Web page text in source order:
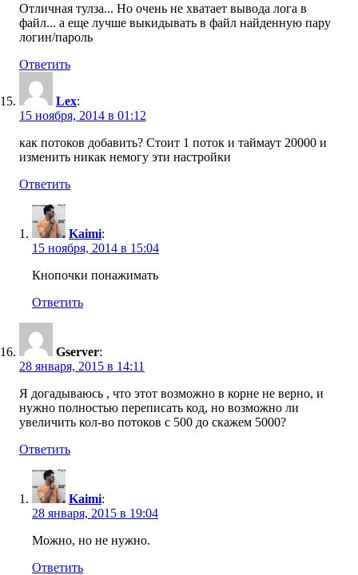
Отличная тулза... Но очень не хватает вывода лога в
файл... а еще лучше выкидывать в файл найденную пару
логин/пароль
Ответить
Lex:
15 ноября, 2014 в 01:12
как потоков добавить? Стоит 1 поток и таймаут 20000 и
изменить никак немогу эти настройки
Ответить
Kaimi:
15 ноября, 2014 в 15:04
Кнопочки понажимать
Ответить
Gserver:
28 января, 2015 в 14:11
Я догадываюсь , что этот возможно в корне не верно, и
нужно полностью переписать код, но возможно ли
увеличить кол-во потоков с 500 до скажем 5000?
Ответить
Kaimi:
28 января, 2015 в 19:04
Можно, но не нужно.
Ответить